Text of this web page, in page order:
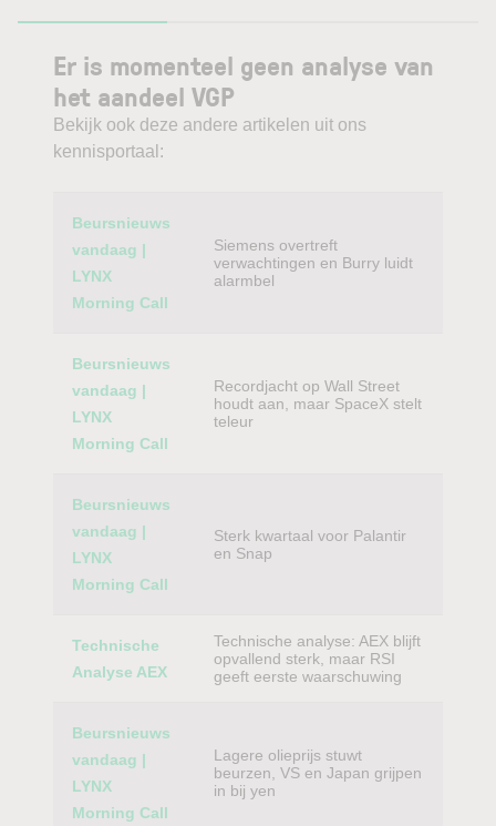
Er is momenteel geen analyse van
het aandeel VGP
Bekijk ook deze andere artikelen uit ons
kennisportaal:
Category
Beursnieuws
vandaag |
LYNX
Morning Call
Siemens overtreft
verwachtingen en Burry luidt
alarmbel
Beursnieuws
vandaag |
LYNX
Morning Call
Recordjacht op Wall Street
houdt aan, maar SpaceX stelt
teleur
Beursnieuws
vandaag |
LYNX
Morning Call
Sterk kwartaal voor Palantir
en Snap
Technische
Analyse AEX
Technische analyse: AEX blijft
opvallend sterk, maar RSI
geeft eerste waarschuwing
Beursnieuws
vandaag |
LYNX
Morning Call
Lagere olieprijs stuwt
beurzen, VS en Japan grijpen
in bij yen